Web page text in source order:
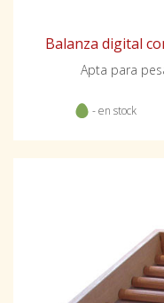
Balanza digital
Apta para
- en stock